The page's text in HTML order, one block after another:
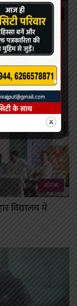
तहत 240 ई-
कोरबा
विद्यालय में